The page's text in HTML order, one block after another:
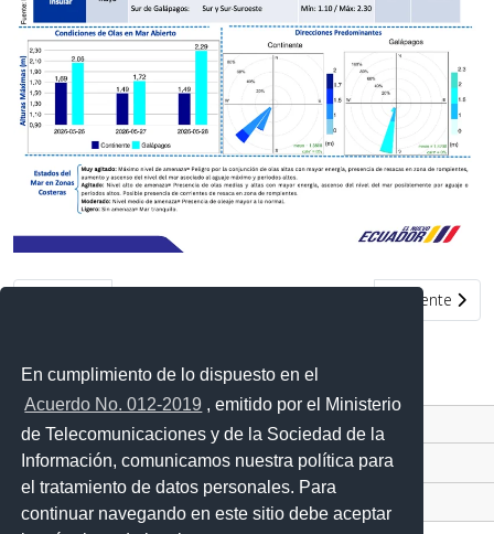
En cumplimiento de lo dispuesto en el
Acuerdo No. 012-2019 , emitido por el Ministerio
de Telecomunicaciones y de la Sociedad de la
Información, comunicamos nuestra política para
el tratamiento de datos personales. Para
continuar navegando en este sitio debe aceptar
Artículo anterior: Condiciones de oleaje en la costaArtículo
Siguiente
Contacto Ciudadano Digital
Portal Trámites Ciudadanos
Sistema Nacional de Información (SNI)